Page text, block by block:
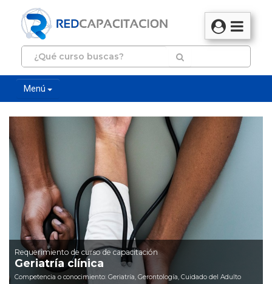
Menú
Requerimiento de curso de capacitación
Geriatría clínica
Competencia o conocimiento: Geriatría, Gerontología, Cuidado del Adulto